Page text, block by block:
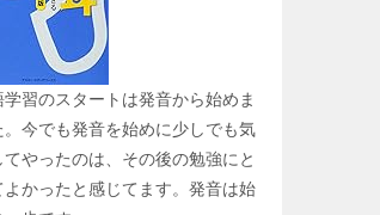
学習のスタートは発音から始めま
。今でも発音を始めに少しでも気
てやったのは、その後の勉強にと
よかったと感じてます。発音は始